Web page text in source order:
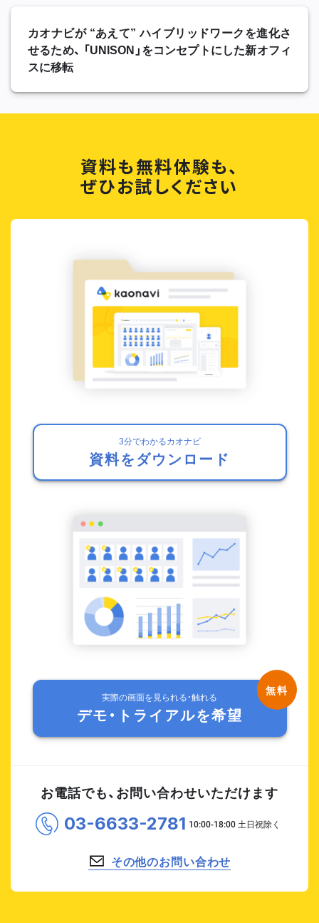
カオナビが “あえて” ハイブリッドワークを進化さ
せるため、 「UNISON」をコンセプトにした新オフィ
スに移転
資料も無料体験も、
ぜひお試しください
3分でわかるカオナビ
資料をダウンロード
実際の画面を見られる・触れる
デモ・トライアルを希望
お電話でも、お問い合わせいただけます
03-6633-2781
その他のお問い合わせ